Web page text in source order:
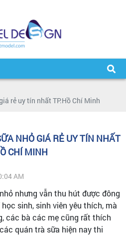
rẻ uy tín nhất TP.Hồ Chí Minh
NHỎ GIÁ RẺ UY TÍN NHẤT
CHÍ MINH
AM
nhưng vẫn thu hút được đông
sinh, sinh viên yêu thích, mà
các bà các mẹ cũng rất thích
quán trà sữa hiện nay thi